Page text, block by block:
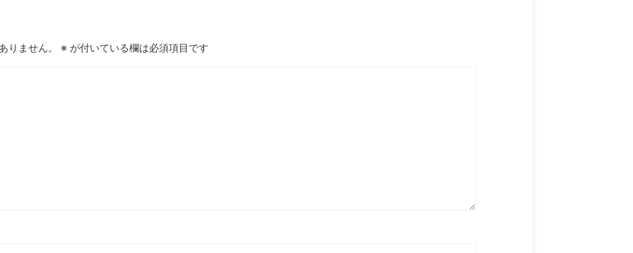
りません。 ※ が付いている欄は必須項目です